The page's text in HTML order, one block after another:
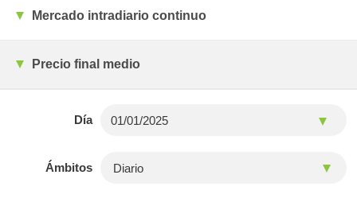
Mercado intradiario continuo
Precio final medio
Día
Ámbitos